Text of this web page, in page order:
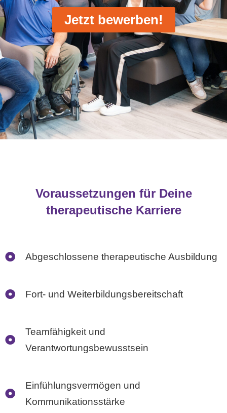
Jetzt bewerben!
Voraussetzungen für Deine
therapeutische Karriere
Abgeschlossene therapeutische Ausbildung
Fort- und Weiterbildungsbereitschaft
Teamfähigkeit und
Verantwortungsbewusstsein
Einfühlungsvermögen und
Kommunikationsstärke